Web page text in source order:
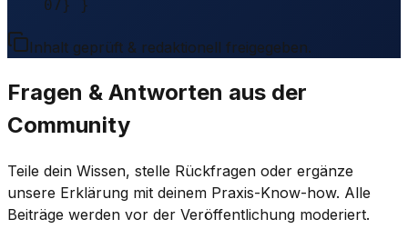
07} }
Inhalt geprüft & redaktionell freigegeben.
Fragen & Antworten aus der
Community
Teile dein Wissen, stelle Rückfragen oder ergänze
unsere Erklärung mit deinem Praxis-Know-how. Alle
Beiträge werden vor der Veröffentlichung moderiert.